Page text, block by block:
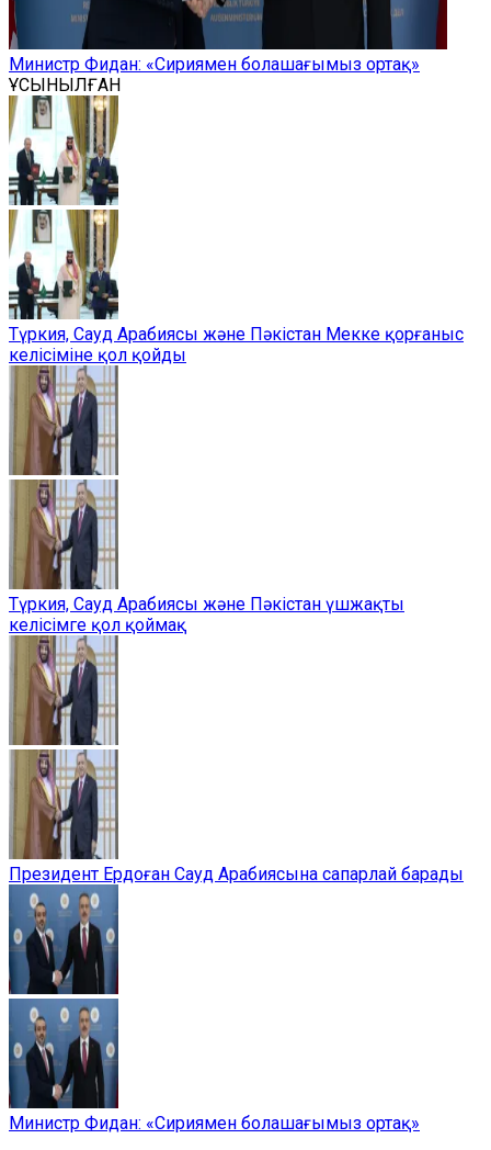
Министр Фидан: «Сириямен болашағымыз ортақ»
ҰСЫНЫЛҒАН
Түркия, Сауд Арабиясы және Пәкістан Мекке қорғаныс
келісіміне қол қойды
Түркия, Сауд Арабиясы және Пәкістан үшжақты
келісімге қол қоймақ
Президент Ердоған Сауд Арабиясына сапарлай барады
Министр Фидан: «Сириямен болашағымыз ортақ»